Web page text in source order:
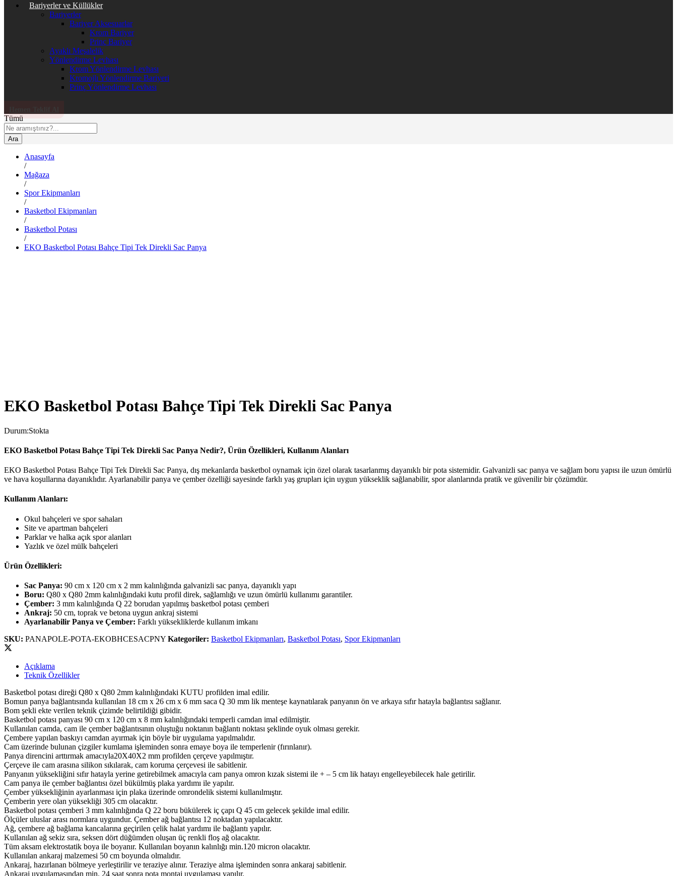
Bariyerler ve Küllükler
Bariyerler
Bariyer Aksesuarlar
Krom Bariyer
Prinç Bariyer
Ayaklı Meşalelik
Yönlendirme Levhası
Krom Yönlendirme Levhası
Kromojlı Yönlendirme Bariyeri
Prinç Yönlendirme Levhası
Tümü
Ara
Anasayfa
/
Mağaza
/
Spor Ekipmanları
/
Basketbol Ekipmanları
/
Basketbol Potası
/
EKO Basketbol Potası Bahçe Tipi Tek Direkli Sac Panya
EKO Basketbol Potası Bahçe Tipi Tek Direkli Sac Panya
Durum:Stokta
EKO Basketbol Potası Bahçe Tipi Tek Direkli Sac Panya Nedir?, Ürün Özellikleri, Kullanım Alanları
EKO Basketbol Potası Bahçe Tipi Tek Direkli Sac Panya, dış mekanlarda basketbol oynamak için özel olarak tasarlanmış dayanıklı bir pota sistemidir. Galvanizli sac panya ve sağlam boru yapısı ile uzun ömürlü
ve hava koşullarına dayanıklıdır. Ayarlanabilir panya ve çember özelliği sayesinde farklı yaş grupları için uygun yükseklik sağlanabilir, spor alanlarında pratik ve güvenilir bir çözümdür.
Kullanım Alanları:
Okul bahçeleri ve spor sahaları
Site ve apartman bahçeleri
Parklar ve halka açık spor alanları
Yazlık ve özel mülk bahçeleri
Ürün Özellikleri:
Sac Panya: 90 cm x 120 cm x 2 mm kalınlığında galvanizli sac panya, dayanıklı yapı
Boru: Q80 x Q80 2mm kalınlığındaki kutu profil direk, sağlamlığı ve uzun ömürlü kullanımı garantiler.
Çember: 3 mm kalınlığında Q 22 borudan yapılmış basketbol potası çemberi
Ankraj: 50 cm, toprak ve betona uygun ankraj sistemi
Ayarlanabilir Panya ve Çember: Farklı yüksekliklerde kullanım imkanı
SKU: PANAPOLE-POTA-EKOBHCESACPNY Kategoriler: Basketbol Ekipmanları, Basketbol Potası, Spor Ekipmanları
Açıklama
Teknik Özellikler
Basketbol potası direği Q80 x Q80 2mm kalınlığındaki KUTU profilden imal edilir.
Bomun panya bağlantısında kullanılan 18 cm x 26 cm x 6 mm saca Q 30 mm lik menteşe kaynatılarak panyanın ön ve arkaya sıfır hatayla bağlantısı sağlanır.
Bom şekli ekte verilen teknik çizimde belirtildiği gibidir.
Basketbol potası panyası 90 cm x 120 cm x 8 mm kalınlığındaki temperli camdan imal edilmiştir.
Kullanılan camda, cam ile çember bağlantısının oluştuğu noktanın bağlantı noktası şeklinde oyuk olması gerekir.
Çembere yapılan baskıyı camdan ayırmak için böyle bir uygulama yapılmalıdır.
Cam üzerinde bulunan çizgiler kumlama işleminden sonra emaye boya ile temperlenir (fırınlanır).
Panya direncini arttırmak amacıyla20X40X2 mm profilden çerçeve yapılmıştır.
Çerçeve ile cam arasına silikon sıkılarak, cam koruma çerçevesi ile sabitlenir.
Panyanın yüksekliğini sıfır hatayla yerine getirebilmek amacıyla cam panya omron kızak sistemi ile + – 5 cm lik hatayı engelleyebilecek hale getirilir.
Cam panya ile çember bağlantısı özel bükülmüş plaka yardımı ile yapılır.
Çember yüksekliğinin ayarlanması için plaka üzerinde omrondelik sistemi kullanılmıştır.
Çemberin yere olan yüksekliği 305 cm olacaktır.
Basketbol potası çemberi 3 mm kalınlığında Q 22 boru bükülerek iç çapı Q 45 cm gelecek şekilde imal edilir.
Ölçüler uluslar arası normlara uygundur. Çember ağ bağlantısı 12 noktadan yapılacaktır.
Ağ, çembere ağ bağlama kancalarına geçirilen çelik halat yardımı ile bağlantı yapılır.
Kullanılan ağ sekiz sıra, seksen dört düğümden oluşan üç renkli floş ağ olacaktır.
Tüm aksam elektrostatik boya ile boyanır. Kullanılan boyanın kalınlığı min.120 micron olacaktır.
Kullanılan ankaraj malzemesi 50 cm boyunda olmalıdır.
Ankaraj, hazırlanan bölmeye yerleştirilir ve teraziye alınır. Teraziye alma işleminden sonra ankaraj sabitlenir.
Ankaraj uygulamasından min. 24 saat sonra pota montaj uygulaması yapılır.